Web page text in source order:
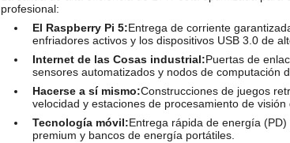
profesional:
El Raspberry Pi 5:Entrega de corriente
enfriadores activos y los dispositivos USB 3.0 de
Internet de las Cosas industrial:Puertas de
sensores automatizados y nodos de computación
Hacerse a sí mismo:Construcciones de juegos
velocidad y estaciones de procesamiento de visión
Tecnología móvil:Entrega rápida de energía
premium y bancos de energía portátiles.